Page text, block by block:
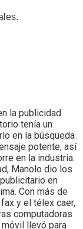
la publicidad
tenía un
en la búsqueda
potente, así
en la industria.
Manolo dio los
en
Con más de
y el télex caer,
computadoras
llevó para